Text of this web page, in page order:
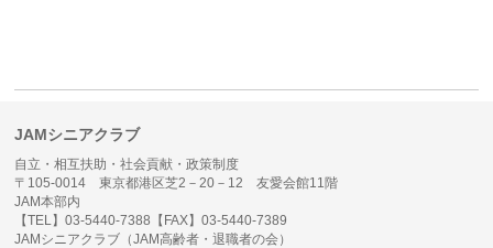
JAMシニアクラブ
自立・相互扶助・社会貢献・政策制度
〒105-0014 東京都港区芝2－20－12 友愛会館11階
JAM本部内
【TEL】03-5440-7388【FAX】03-5440-7389
JAMシニアクラブ（JAM高齢者・退職者の会）